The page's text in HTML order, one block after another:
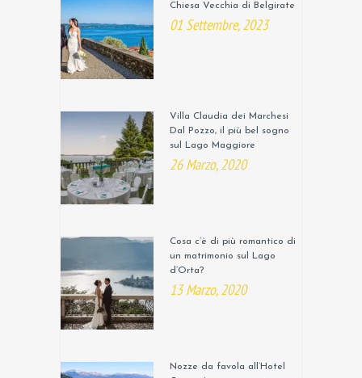
Chiesa Vecchia di Belgirate
01 Settembre, 2023
Villa Claudia dei Marchesi
Dal Pozzo, il più bel sogno
sul Lago Maggiore
26 Marzo, 2020
Cosa c’è di più romantico di
un matrimonio sul Lago
d’Orta?
13 Marzo, 2020
Nozze da favola all’Hotel